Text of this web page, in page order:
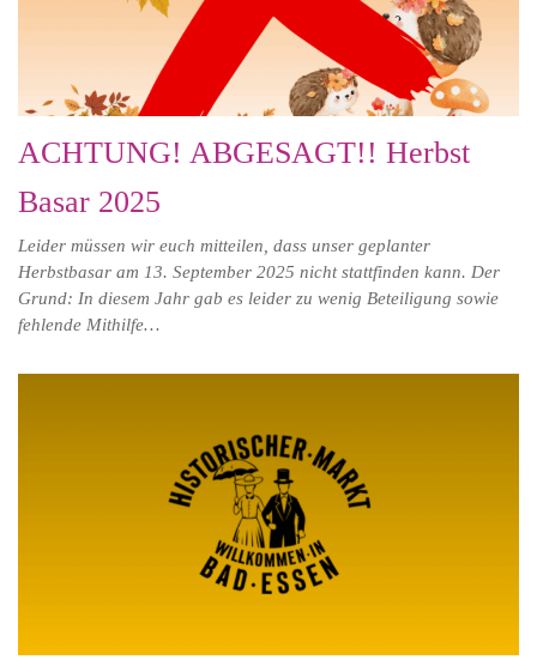
ACHTUNG! ABGESAGT!! Herbst
Basar 2025
Leider müssen wir euch mitteilen, dass unser geplanter
Herbstbasar am 13. September 2025 nicht stattfinden kann. Der
Grund: In diesem Jahr gab es leider zu wenig Beteiligung sowie
fehlende Mithilfe…